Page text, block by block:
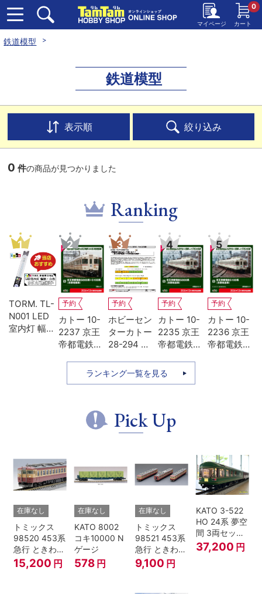
マイページ カート
0
鉄道模型
鉄道模型
表示順 絞り込み
0 件の商品が見つかりました
Ranking
1
TORM. TL-
N001 LED
室内灯 幅狭
2
予約
カトー 10-
2237 京王
帝都電鉄
+5100系 冷
房増備車 7
3
予約
ホビーセン
ターカトー
28-294 京
5100系動力
装置
4
予約
カトー 10-
2235 京王
帝都電鉄
房改造車 基
本4両セッ
5
予約
カトー 10-
2236 京王
帝都電鉄
ランキング一覧を見る
Pick Up
在庫なし
トミックス
98520 453系
急行 ときわ
基本4両セッ
ト Nゲージ
15,200 円
在庫なし
KATO 8002
コキ10000 N
ゲージ
578 円
在庫なし
トミックス
98521 453系
急行 ときわ
増結3両セッ
ト Nゲージ
9,100 円
KATO 3-522
HO 24系 夢空
間 3両セット
HOゲージ
37,200 円